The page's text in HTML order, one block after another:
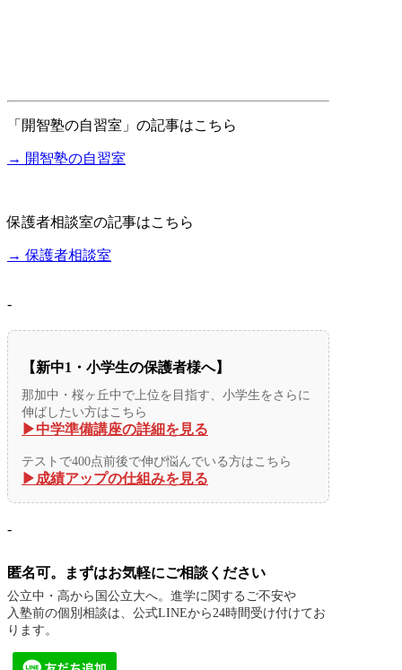
「開智塾の自習室」の記事はこちら
→ 開智塾の自習室
保護者相談室の記事はこちら
→ 保護者相談室
-
【新中1・小学生の保護者様へ】
那加中・桜ヶ丘中で上位を目指す、小学生をさらに
伸ばしたい方はこちら
▶︎中学準備講座の詳細を見る
テストで400点前後で伸び悩んでいる方はこちら
▶︎成績アップの仕組みを見る
-
匿名可。まずはお気軽にご相談ください
公立中・高から国公立大へ。進学に関するご不安や
入塾前の個別相談は、公式LINEから24時間受け付けてお
ります。